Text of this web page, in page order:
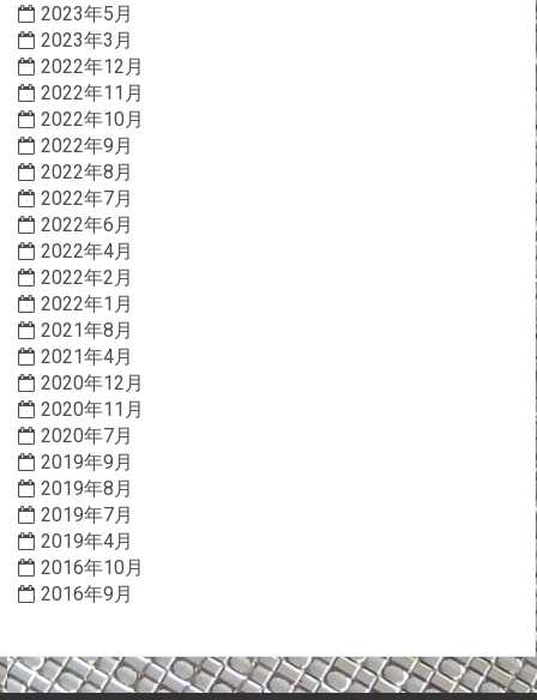
2023年5月
2023年3月
2022年12月
2022年11月
2022年10月
2022年9月
2022年8月
2022年7月
2022年6月
2022年4月
2022年2月
2022年1月
2021年8月
2021年4月
2020年12月
2020年11月
2020年7月
2019年9月
2019年8月
2019年7月
2019年4月
2016年10月
2016年9月